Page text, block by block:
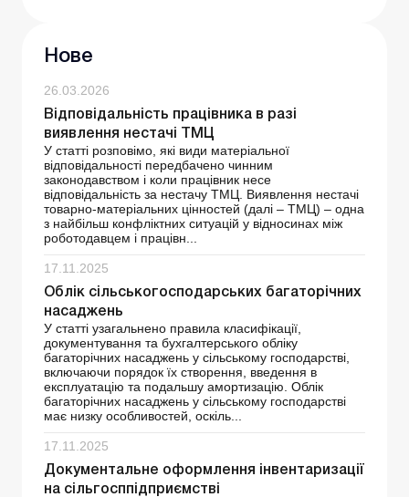
Нове
26.03.2026
Відповідальність працівника в разі
виявлення нестачі ТМЦ
У статті розповімо, які види матеріальної
відповідальності передбачено чинним
законодавством і коли працівник несе
відповідальність за нестачу ТМЦ. Виявлення нестачі
товарно-матеріальних цінностей (далі – ТМЦ) – одна
з найбільш конфліктних ситуацій у відносинах між
роботодавцем і працівн...
17.11.2025
Облік сільськогосподарських багаторічних
насаджень
У статті узагальнено правила класифікації,
документування та бухгалтерського обліку
багаторічних насаджень у сільському господарстві,
включаючи порядок їх створення, введення в
експлуатацію та подальшу амортизацію. Облік
багаторічних насаджень у сільському господарстві
має низку особливостей, оскіль...
17.11.2025
Документальне оформлення інвентаризації
на сільгосппідприємстві